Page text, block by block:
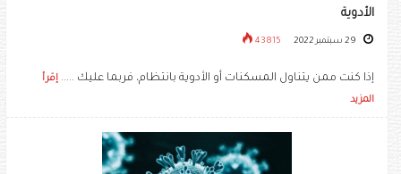
الأدوية
43815
إذا كنت ممن يتناول المسكنات أو الأدوية بانتظام، فربما عليك ..... إقرأ
المزيد